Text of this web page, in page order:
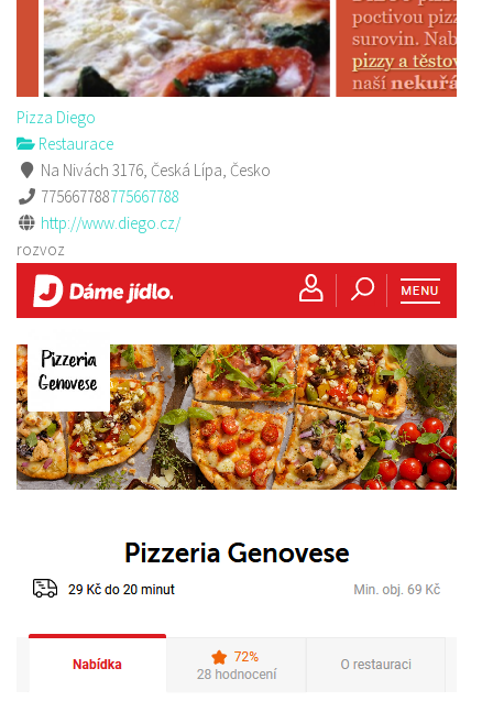
Pizza Diego
Restaurace
Na Nivách 3176, Česká Lípa, Česko
775667788775667788
http://www.diego.cz/
rozvoz